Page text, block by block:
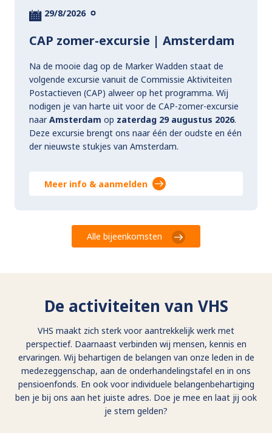
29/8/2026
CAP zomer-excursie | Amsterdam
Na de mooie dag op de Marker Wadden staat de
volgende excursie vanuit de Commissie Aktiviteiten
Postactieven (CAP) alweer op het programma. Wij
nodigen je van harte uit voor de CAP-zomer-excursie
naarAmsterdam op zaterdag 29 augustus 2026.
Deze excursie brengt ons naar één der oudste en één
der nieuwste stukjes van Amsterdam.
Meer info & aanmelden
Alle bijeenkomsten
De activiteiten van VHS
VHS maakt zich sterk voor aantrekkelijk werk met
perspectief. Daarnaast verbinden wij mensen, kennis en
ervaringen. Wij behartigen de belangen van onze leden in de
medezeggenschap, aan de onderhandelingstafel en in ons
pensioenfonds. En ook voor individuele belangenbehartiging
ben je bij ons aan het juiste adres. Doe je mee en laat jij ook
je stem gelden?